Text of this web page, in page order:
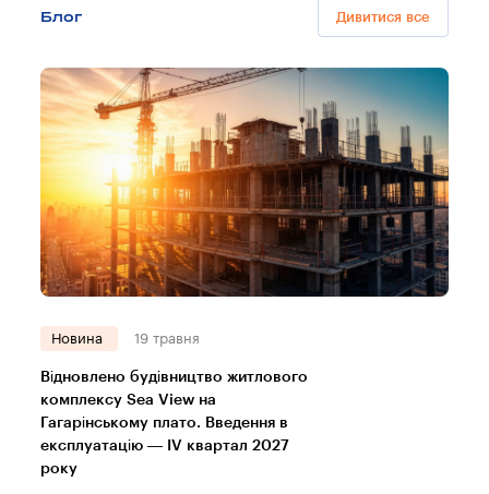
Блог Дивитися все
Новина 19 травня
Відновлено будівництво житлового
комплексу Sea View на
Гагарінському плато. Введення в
експлуатацію — IV квартал 2027
року